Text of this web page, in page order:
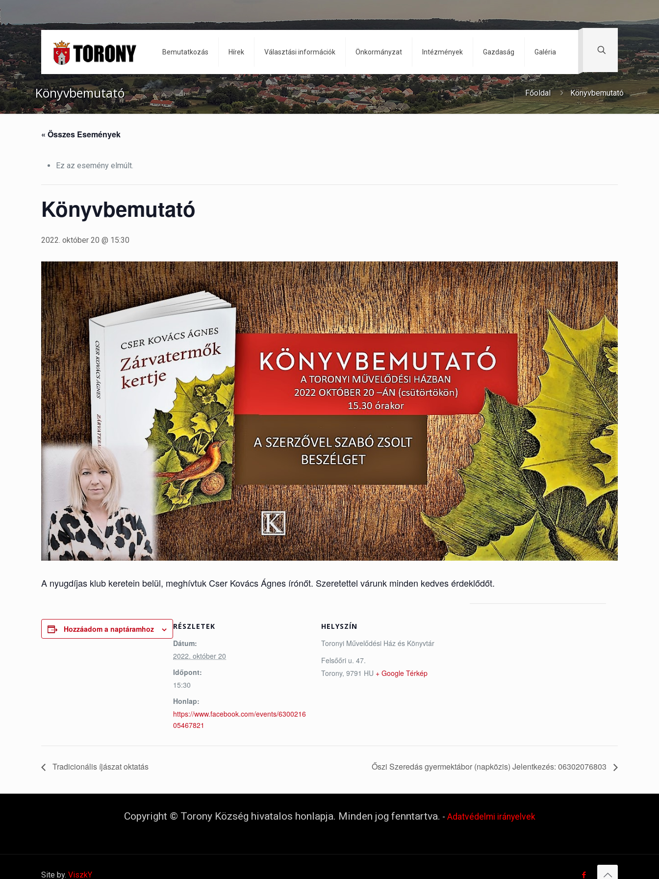
Bemutatkozás Hírek Választási információk Önkormányzat Intézmények Gazdaság Galéria
Könyvbemutató Főoldal Könyvbemutató
« Összes Események
Ez az esemény elmúlt.
Könyvbemutató
2022. október 20 @ 15:30
A nyugdíjas klub keretein belül, meghívtuk Cser Kovács Ágnes írónőt. Szeretettel várunk minden kedves érdeklődőt.
Hozzáadom a naptáramhoz RÉSZLETEK
Dátum:
2022. október 20
Időpont:
15:30
Honlap:
https://www.facebook.com/events/6300216
05467821
HELYSZÍN
Toronyi Művelődési Ház és Könyvtár
Felsőőri u. 47.
Torony, 9791 HU + Google Térkép
Tradicionális íjászat oktatás Őszi Szeredás gyermektábor (napközis) Jelentkezés: 06302076803
Copyright © Torony Község hivatalos honlapja. Minden jog fenntartva. - Adatvédelmi irányelvek
Site by. ViszkY